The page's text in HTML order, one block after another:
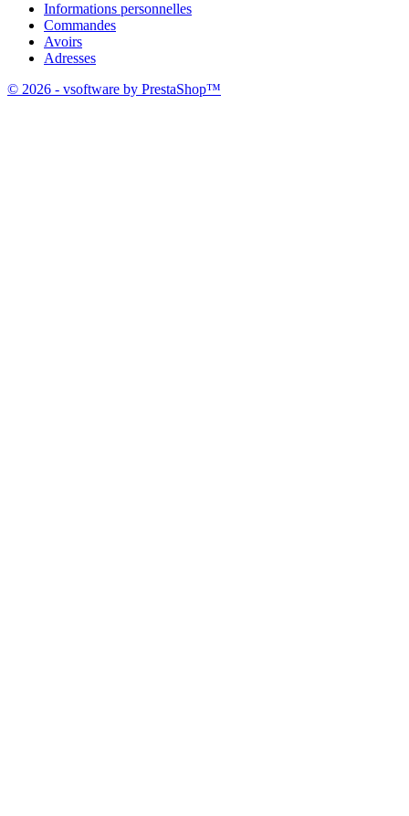
Informations personnelles
Commandes
Avoirs
Adresses
© 2026 - vsoftware by PrestaShop™